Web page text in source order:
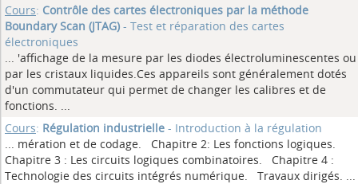
Cours: Contrôle des cartes électroniques par la méthode
Boundary Scan (JTAG) - Test et réparation des cartes
électroniques
... 'affichage de la mesure par les diodes électroluminescentes ou
par les cristaux liquides.Ces appareils sont généralement dotés
d'un commutateur qui permet de changer les calibres et de
fonctions. ...
Cours: Régulation industrielle - Introduction à la régulation
... mération et de codage. Chapitre 2: Les fonctions logiques.
Chapitre 3 : Les circuits logiques combinatoires. Chapitre 4 :
Technologie des circuits intégrés numérique. Travaux dirigés. ...